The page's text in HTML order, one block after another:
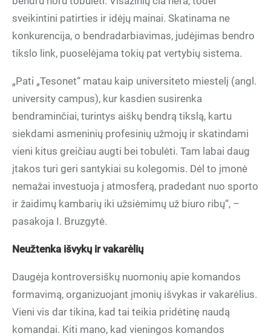
sveikintini patirties ir idėjų mainai. Skatinama ne
konkurencija, o bendradarbiavimas, judėjimas bendro
tikslo link, puoselėjama tokių pat vertybių sistema.
„Pati „Tesonet“ matau kaip universiteto miestelį (angl.
university campus), kur kasdien susirenka
bendraminčiai, turintys aiškų bendrą tikslą, kartu
siekdami asmeninių profesinių užmojų ir skatindami
vieni kitus greičiau augti bei tobulėti. Tam labai daug
įtakos turi geri santykiai su kolegomis. Dėl to įmonė
nemažai investuoja į atmosferą, pradedant nuo sporto
ir žaidimų kambarių iki užsiėmimų už biuro ribų“, –
pasakoja I. Bruzgytė.
Neužtenka išvykų ir vakarėlių
Daugėja kontroversiškų nuomonių apie komandos
formavimą, organizuojant įmonių išvykas ir vakarėlius.
Vieni vis dar tikina, kad tai teikia pridėtinę naudą
komandai. Kiti mano, kad vieningos komandos